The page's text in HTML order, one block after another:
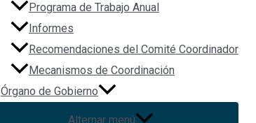
Programa de Trabajo Anual
Informes
Recomendaciones del Comité Coordinador
Mecanismos de Coordinación
Órgano de Gobierno
Alternar menú